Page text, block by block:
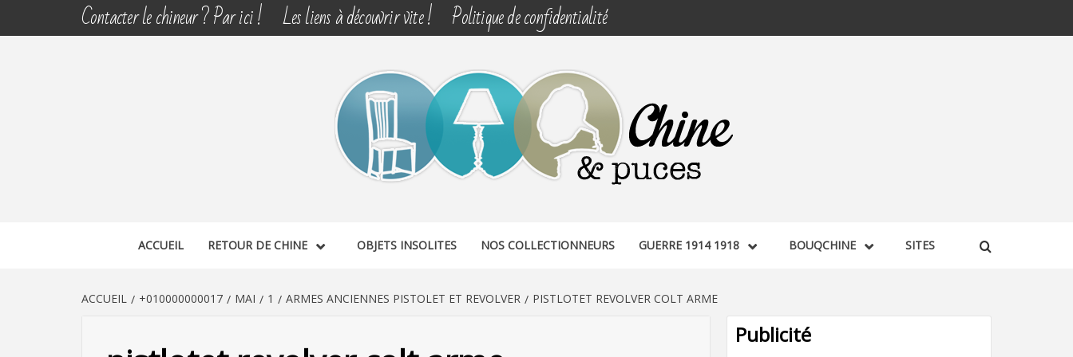
Contacter le chineur ? Par ici ! Les liens à découvrir vite ! Politique de confidentialité
CHINE & PUCES
ACCUEIL RETOUR DE CHINE OBJETS INSOLITES NOS COLLECTIONNEURS GUERRE 1914 1918 BOUQCHINE SITES
ACCUEIL +010000000017 MAI 1 ARMES ANCIENNES PISTOLET ET REVOLVER PISTLOTET REVOLVER COLT ARME
Publicité